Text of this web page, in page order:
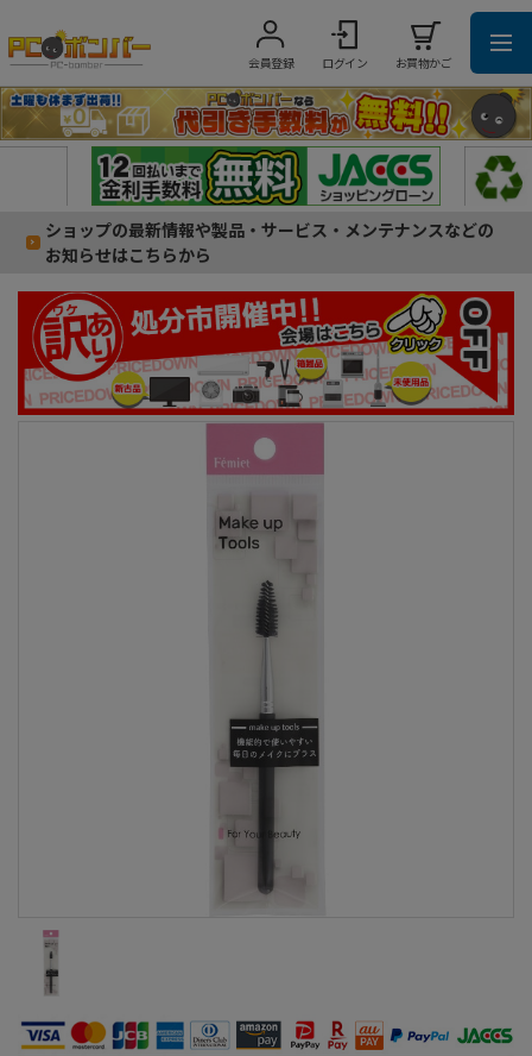
会員登録 ログイン お買物かご
ショップの最新情報や製品・サービス・メンテナンスなどの
お知らせはこちらから